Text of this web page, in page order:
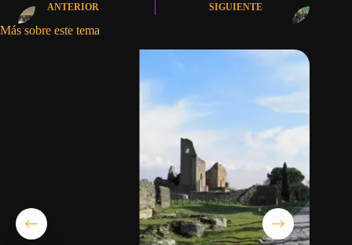
ANTERIOR SIGUIENTE
Más sobre este tema